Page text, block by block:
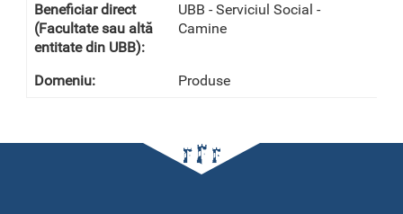
UBB - Serviciul Social -
Camine
Produse